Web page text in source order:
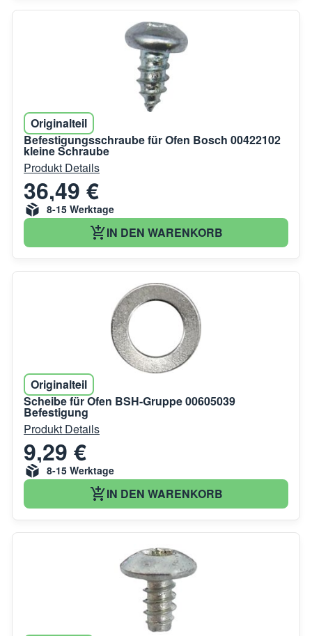
Originalteil
Befestigungsschraube für Ofen Bosch 00422102
kleine Schraube
Produkt Details
36,49 €
8-15 Werktage
IN DEN WARENKORB
Originalteil
Scheibe für Ofen BSH-Gruppe 00605039
Befestigung
Produkt Details
9,29 €
8-15 Werktage
IN DEN WARENKORB